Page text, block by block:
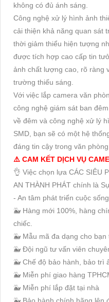
không có đủ ánh sáng.
Công nghệ xử lý hình ảnh
cải thiện khả năng quan sát
thời giảm thiểu hiện tượng
được tích hợp cao cấp tin
ảnh chất lượng cao, rõ ràng
trường thiếu sáng.
Với việc lắp camera văn
công nghệ giám sát ban
về đêm và công nghệ xử lý
SMD, bạn sẽ có một hệ
đáng tin cậy trong văn phòng
⚠️ CAM KẾT DỊCH VỤ
👌 Việc chọn lựa CÁC SIÊU
AN THÀNH PHÁT chính là
- An tâm phát triển cuộc sống.
🐳 Hàng mới 100%, hàng
chiếc.
🐳 Mẫu mã đa dạng cho bạn
🐳 Đội ngũ tư vấn viên
🐳 Chế độ bảo hành, bảo trì
🐳 Miễn phí giao hàng
🐳 Miễn phí lắp đặt tại nhà